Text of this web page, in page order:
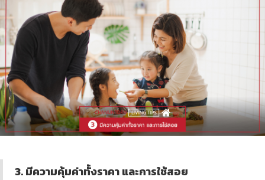
3. มีความคุ้มค่าทั้งราคา และการใช้สอย